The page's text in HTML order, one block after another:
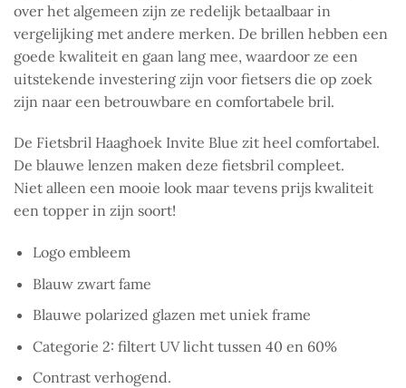
over het algemeen zijn ze redelijk betaalbaar in
vergelijking met andere merken. De brillen hebben een
goede kwaliteit en gaan lang mee, waardoor ze een
uitstekende investering zijn voor fietsers die op zoek
zijn naar een betrouwbare en comfortabele bril.
De Fietsbril Haaghoek Invite Blue zit heel comfortabel.
De blauwe lenzen maken deze fietsbril compleet.
Niet alleen een mooie look maar tevens prijs kwaliteit
een topper in zijn soort!
Logo embleem
Blauw zwart fame
Blauwe polarized glazen met uniek frame
Categorie 2: filtert UV licht tussen 40 en 60%
Contrast verhogend.